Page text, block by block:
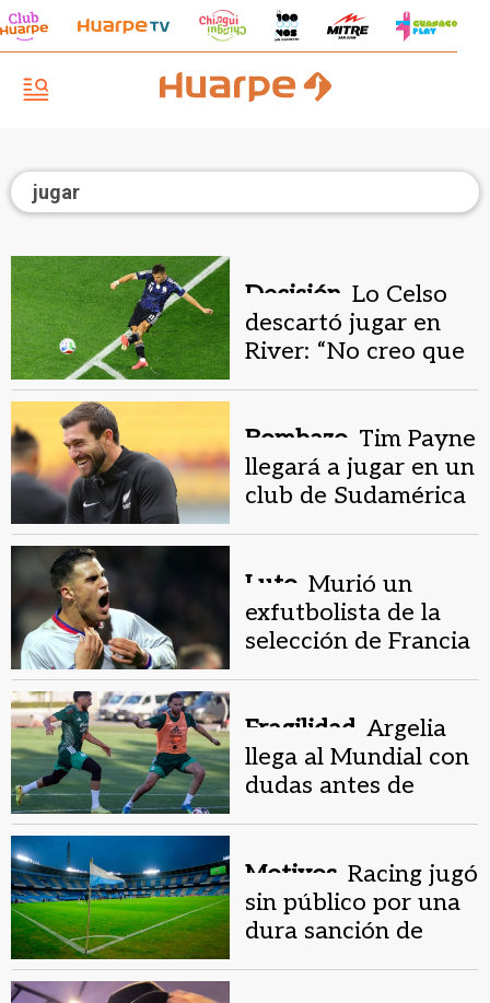
jugar
Decisión. Lo Celso
descartó jugar en
River: “No creo que
Bombazo. Tim Payne
llegará a jugar en un
club de Sudamérica
Luto. Murió un
exfutbolista de la
selección de Francia
Fragilidad. Argelia
llega al Mundial con
dudas antes de
Motivos. Racing jugó
sin público por una
dura sanción de